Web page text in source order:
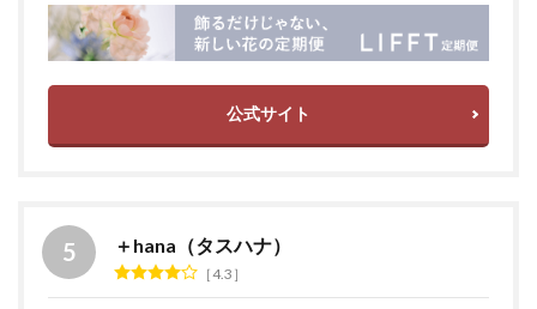
公式サイト
＋hana（タスハナ）
4.3